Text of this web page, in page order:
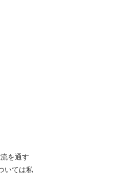
を通す
いては私